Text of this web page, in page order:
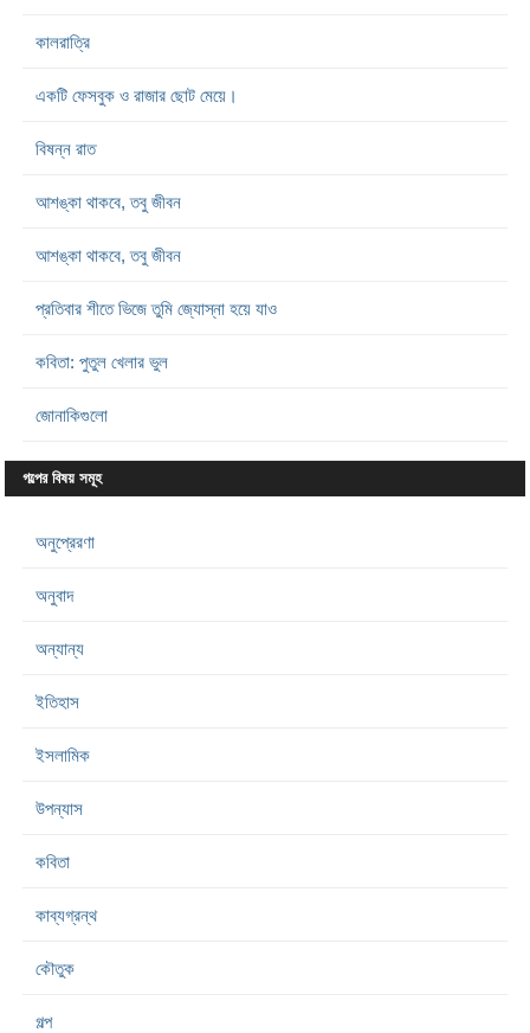
কালরাত্রি
একটি ফেসবুক ও রাজার ছোট মেয়ে।
বিষন্ন রাত
আশঙ্কা থাকবে, তবু জীবন
আশঙ্কা থাকবে, তবু জীবন
প্রতিবার শীতে ভিজে তুমি জ্যোস্না হয়ে যাও
কবিতা: পুতুল খেলার ভুল
জোনাকিগুলো
গল্পের বিষয় সমূহ
অনুপ্রেরণা
অনুবাদ
অন্যান্য
ইতিহাস
ইসলামিক
উপন্যাস
কবিতা
কাব্যগ্রন্থ
কৌতুক
গল্প